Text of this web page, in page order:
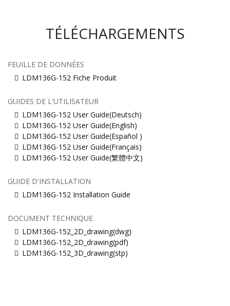
TÉLÉCHARGEMENTS
FEUILLE DE DONNÉES
LDM136G-152 Fiche Produit
GUIDES DE L'UTILISATEUR
LDM136G-152 User Guide(Deutsch)
LDM136G-152 User Guide(English)
LDM136G-152 User Guide(Español )
LDM136G-152 User Guide(Français)
LDM136G-152 User Guide(繁體中文)
GUIDE D'INSTALLATION
LDM136G-152 Installation Guide
DOCUMENT TECHNIQUE
LDM136G-152_2D_drawing(dwg)
LDM136G-152_2D_drawing(pdf)
LDM136G-152_3D_drawing(stp)